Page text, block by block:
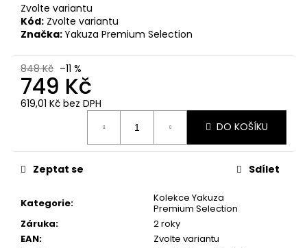
Zvolte variantu
Kód: Zvolte variantu
Značka:Yakuza Premium Selection
848 Kč –11 %
749 Kč
619,01 Kč bez DPH
DO KOŠÍKU
Kategorie:
Kolekce Yakuza
Premium Selection
Záruka:
2 roky
EAN:
Zvolte variantu
Zeptat se Sdílet
TRIČKO
YAKUZA
PREMIUM
4008
ETERNAL
ENEMY
739